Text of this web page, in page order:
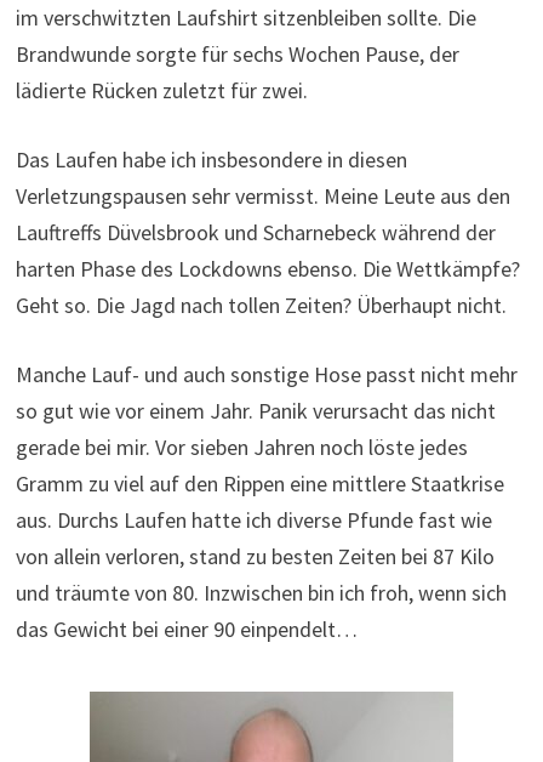
im verschwitzten Laufshirt sitzenbleiben sollte. Die
Brandwunde sorgte für sechs Wochen Pause, der
lädierte Rücken zuletzt für zwei.
Das Laufen habe ich insbesondere in diesen
Verletzungspausen sehr vermisst. Meine Leute aus den
Lauftreffs Düvelsbrook und Scharnebeck während der
harten Phase des Lockdowns ebenso. Die Wettkämpfe?
Geht so. Die Jagd nach tollen Zeiten? Überhaupt nicht.
Manche Lauf- und auch sonstige Hose passt nicht mehr
so gut wie vor einem Jahr. Panik verursacht das nicht
gerade bei mir. Vor sieben Jahren noch löste jedes
Gramm zu viel auf den Rippen eine mittlere Staatkrise
aus. Durchs Laufen hatte ich diverse Pfunde fast wie
von allein verloren, stand zu besten Zeiten bei 87 Kilo
und träumte von 80. Inzwischen bin ich froh, wenn sich
das Gewicht bei einer 90 einpendelt…